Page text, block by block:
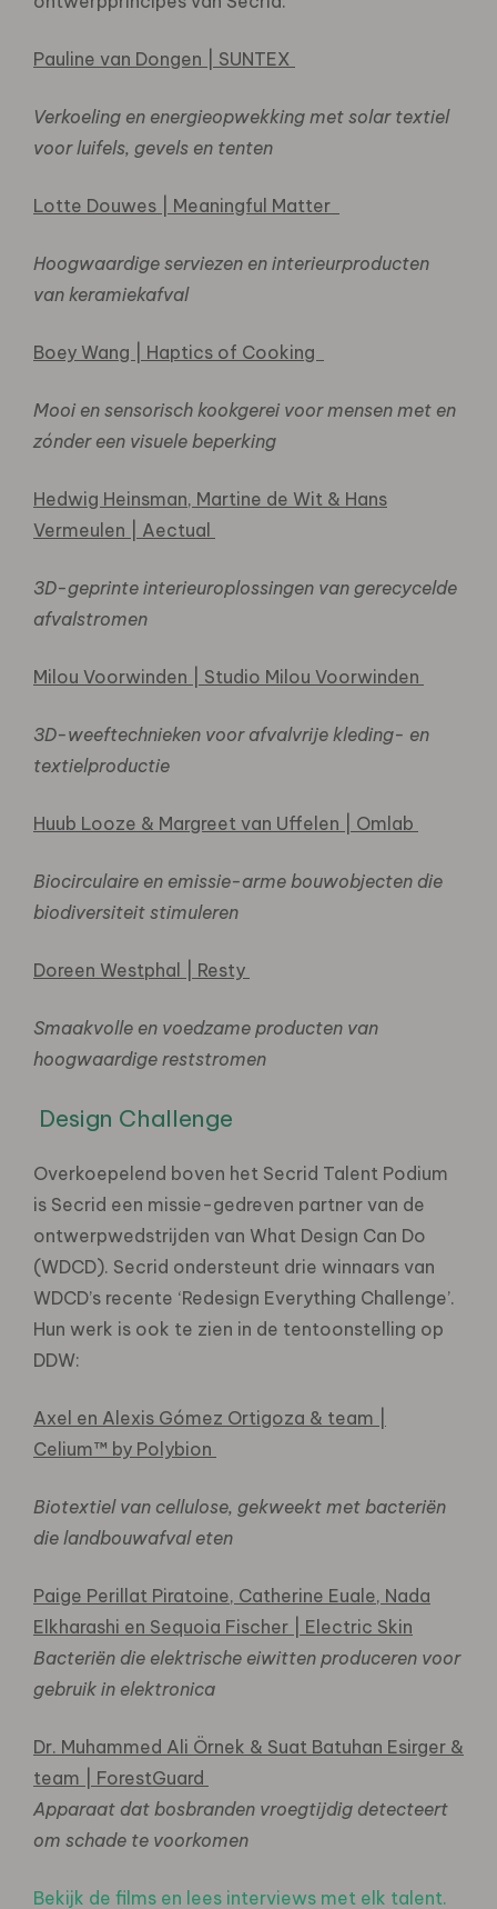
Pauline van Dongen | SUNTEX
Verkoeling en energieopwekking met solar textiel
voor luifels, gevels en tenten
Lotte Douwes | Meaningful Matter
Hoogwaardige serviezen en interieurproducten
van keramiekafval
Boey Wang | Haptics of Cooking
Mooi en sensorisch kookgerei voor mensen met en
zónder een visuele beperking
Hedwig Heinsman, Martine de Wit & Hans
Vermeulen | Aectual
3D-geprinte interieuroplossingen van gerecycelde
afvalstromen
Milou Voorwinden | Studio Milou Voorwinden
3D-weeftechnieken voor afvalvrije kleding- en
textielproductie
Huub Looze & Margreet van Uffelen | Omlab
Biocirculaire en emissie-arme bouwobjecten die
biodiversiteit stimuleren
Doreen Westphal | Resty
Smaakvolle en voedzame producten van
hoogwaardige reststromen
Design Challenge
Overkoepelend boven het Secrid Talent Podium
is Secrid een missie-gedreven partner van de
ontwerpwedstrijden van What Design Can Do
(WDCD). Secrid ondersteunt drie winnaars van
WDCD’s recente ‘Redesign Everything Challenge’.
Hun werk is ook te zien in de tentoonstelling op
DDW:
Axel en Alexis Gómez Ortigoza & team |
Celium™ by Polybion
Biotextiel van cellulose, gekweekt met bacteriën
die landbouwafval eten
Paige Perillat Piratoine, Catherine Euale, Nada
Elkharashi en Sequoia Fischer | Electric Skin
Bacteriën die elektrische eiwitten produceren voor
gebruik in elektronica
Dr. Muhammed Ali Örnek & Suat Batuhan Esirger &
team | ForestGuard
Apparaat dat bosbranden vroegtijdig detecteert
om schade te voorkomen
Bekijk de films en lees interviews met elk talent.